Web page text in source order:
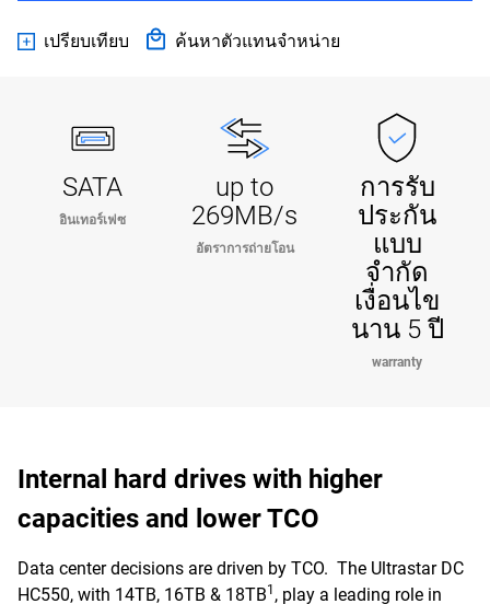
เปรียบเทียบ ค้นหาตัวแทนจำหน่าย
SATA
อินเทอร์เฟซ
up to
269MB/s
อัตราการถ่ายโอน
การรับ
ประกัน
แบบ
จำกัด
เงื่อนไข
นาน 5 ปี
warranty
Internal hard drives with higher
capacities and lower TCO
Data center decisions are driven by TCO. The Ultrastar DC
HC550, with 14TB, 16TB & 18TB1 , play a leading role in